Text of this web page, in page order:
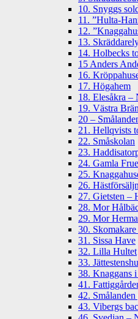
10. Snyggs
11. ”Hulta-
12.
13.
14. Holbecks
15 Anders
16.
17. Högahem
18. Elesåkra –
19. Västra
20 –
21. Hellqvists
22. Småskolan
23.
24. Gamla
25.
26.
27. Gietsten –
28. Mor
29. Mor
30.
31. Sissa Have
32. Lilla Hultet
33.
38. Knaggans
41.
42. Smålanden
43. Vibergs